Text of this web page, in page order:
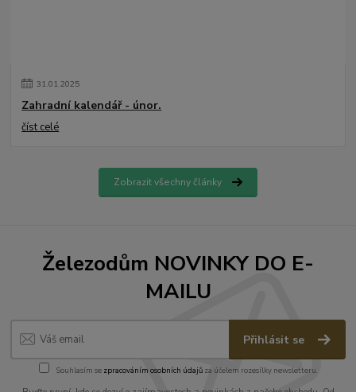
31.01.2025
Zahradní kalendář - únor.
číst celé
Zobrazit všechny články
Železodům NOVINKY DO E-
MAILU
Přihlásit se
Souhlasím se zpracováním osobních údajůza účelem rozesílky newsletteru.